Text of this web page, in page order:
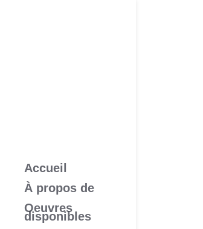
Accueil
À propos de
Oeuvres
disponibles